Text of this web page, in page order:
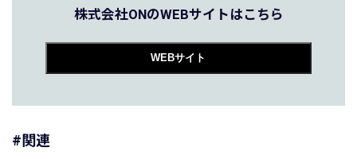
株式会社ONのWEBサイトはこちら
WEBサイト
#関連